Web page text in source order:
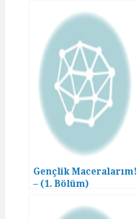
Gençlik Maceralarım!
– (1. Bölüm)